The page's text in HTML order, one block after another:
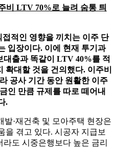
비 LTV 70%로 늘려 숨통 틔
적인 영향을 끼치는 이 주 단
입장이다. 이에 현재 투기과
출과 똑같이 LTV 40%를 적
확대할 것을 건의했다. 이주비
공사 기간 동안 원활한 이주
인 만큼 규제를 따로 떼어내
.
·재건축 및 모아주택 현장은
을 겪고 있다. 시공자 지급보
도 시중은행보다 높은 금리